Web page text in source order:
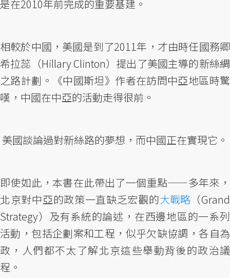
是在2010年前完成的重要基建。
相較於中國，美國是到了2011年，才由時任國務卿
希拉蕊（Hillary Clinton）提出了美國主導的新絲綢
之路計劃。《中國斯坦》作者在訪問中亞地區時驚
嘆，中國在中亞的活動走得很前。
美國談論過對新絲路的夢想，而中國正在實現它。
即使如此，本書在此帶出了一個重點——多年來，
北京對中亞的政策一直缺乏宏觀的大戰略（Grand
Strategy）及有系統的論述，在西邊地區的一系列
活動，包括企劃案和工程，似乎欠缺協調，各自為
政，人們都不太了解北京這些舉動背後的政治議
程。